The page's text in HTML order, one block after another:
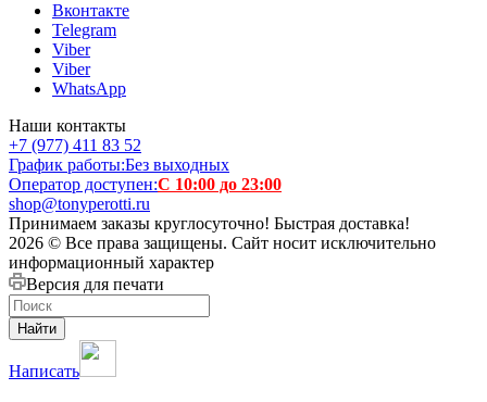
Вконтакте
Telegram
Viber
Viber
WhatsApp
Наши контакты
+7 (977) 411 83 52
График работы:Без выходных
Оператор доступен:С 10:00 до 23:00
shop@tonyperotti.ru
Принимаем заказы круглосуточно! Быстрая доставка!
2026 © Все права защищены. Сайт носит исключительно
информационный характер
Версия для печати
Найти
Написать